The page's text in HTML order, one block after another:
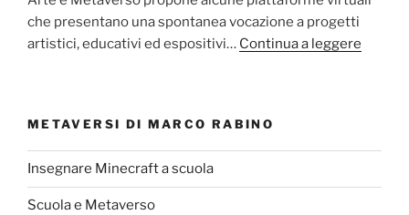
che presentano una spontanea vocazione a progetti
artistici, educativi ed espositivi… Continua a leggere
METAVERSI DI MARCO RABINO
Insegnare Minecraft a scuola
Scuola e Metaverso